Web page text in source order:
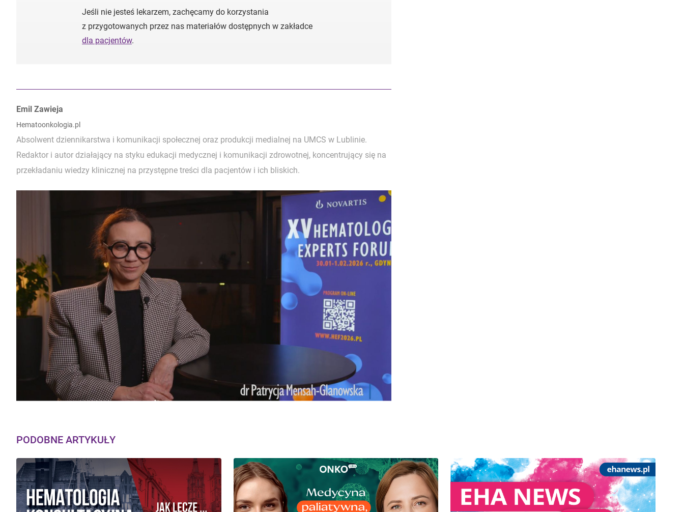
Jeśli nie jesteś lekarzem, zachęcamy do korzystania
z przygotowanych przez nas materiałów dostępnych w zakładce
dla pacjentów.
Autorzy:
Emil Zawieja
Hematoonkologia.pl
Absolwent dziennikarstwa i komunikacji społecznej oraz produkcji medialnej na UMCS w Lublinie.
Redaktor i autor działający na styku edukacji medycznej i komunikacji zdrowotnej, koncentrujący się na
przekładaniu wiedzy klinicznej na przystępne treści dla pacjentów i ich bliskich.
PODOBNE ARTYKUŁY